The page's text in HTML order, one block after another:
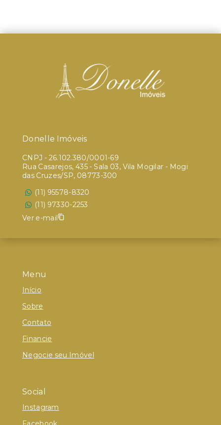
Menu
Início
Sobre
Contato
Financie
Negocie seu Imóvel
Social
Instagram
Donelle Imóveis
CNPJ - 26.102.380/0001-69
Rua Casarejos, 435 - Sala 03, Vila Mogilar - Mogi
das Cruzes/SP, 08773-300
(11) 95578-8320
(11) 97330-2253
Ver e-mail